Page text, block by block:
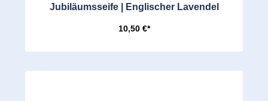
Jubiläumsseife | Englischer Lavendel
10,50 €*